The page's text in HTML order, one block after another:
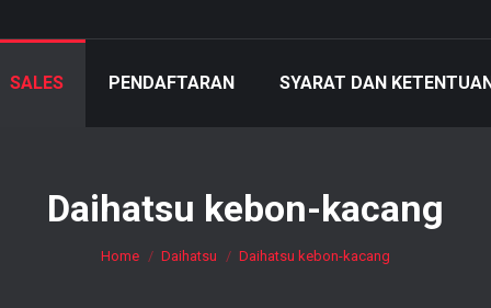
SALES PENDAFTARAN SYARAT DAN
Daihatsu kebon-kacang
You are here:
Home Daihatsu Daihatsu kebon-kacang